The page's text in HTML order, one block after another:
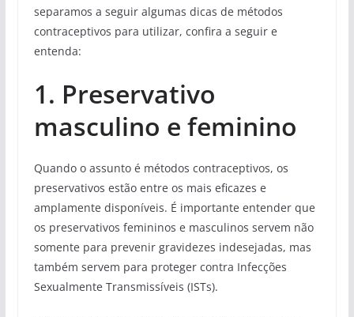
separamos a seguir algumas dicas de métodos
contraceptivos para utilizar, confira a seguir e
entenda:
1. Preservativo
masculino e feminino
Quando o assunto é métodos contraceptivos, os
preservativos estão entre os mais eficazes e
amplamente disponíveis. É importante entender que
os preservativos femininos e masculinos servem não
somente para prevenir gravidezes indesejadas, mas
também servem para proteger contra Infecções
Sexualmente Transmissíveis (ISTs).